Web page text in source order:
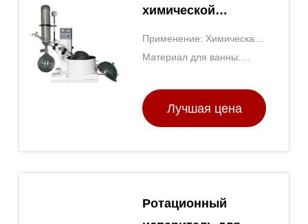
химической
сепарации из
высокоборосиликатного
Применение: Химическая
сепарация, дистилляция
Материал для ванны:
Лучшая цена
Ротационный